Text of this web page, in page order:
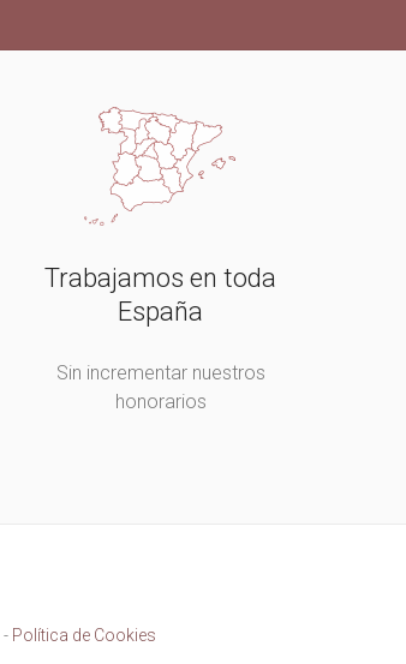
Trabajamos en toda
España
Sin incrementar nuestros
honorarios
- Política de Cookies